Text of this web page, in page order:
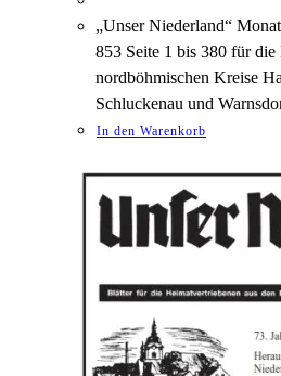
„Unser Niederland“
853 Seite 1 bis 380 für
nordböhmischen Kreise
Schluckenau und
In den Warenkorb